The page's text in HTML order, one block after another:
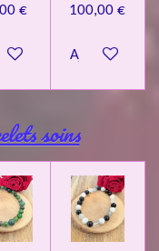
€
au panier
100,00 €
Ajouter au
soins